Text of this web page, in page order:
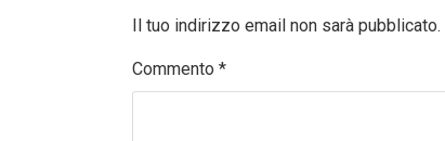
Il tuo indirizzo email non sarà pubblicato.
Commento *